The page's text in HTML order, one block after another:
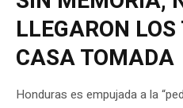
LLEGARON
CASA TOMADA
Honduras es empujada a la